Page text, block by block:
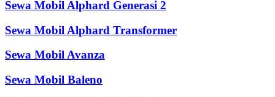
Sewa Mobil Alphard Generasi 2
Sewa Mobil Alphard Transformer
Sewa Mobil Avanza
Sewa Mobil Baleno